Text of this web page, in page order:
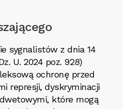
sygnalistów z dnia 14
U. 2024 poz. 928)
ochronę przed
represji, dyskryminacji
które mogą